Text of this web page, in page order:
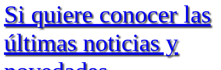
Si quiere conocer las
últimas noticias y